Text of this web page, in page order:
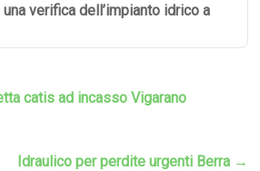
verifica dell’impianto idrico a
catis ad incasso Vigarano
Idraulico per perdite urgenti Berra →